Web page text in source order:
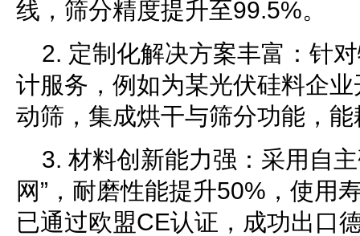
线，筛分精度提升至99.5%。
2. 定制化解决方案丰富：针
计服务，例如为某光伏硅料企
动筛，集成烘干与筛分功能，
3. 材料创新能力强：采用自
网”，耐磨性能提升50%，使用
已通过欧盟CE认证，成功出口